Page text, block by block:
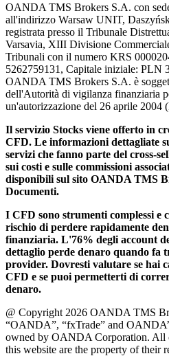
OANDA TMS Brokers S.A. con
all'indirizzo Warsaw UNIT,
registrata presso il Tribunale
Varsavia, XIII Divisione
Tribunali con il numero KRS
5262759131, Capitale iniziale: PLN
OANDA TMS Brokers S.A. è
dell'Autorità di vigilanza finanziaria
un'autorizzazione del 26 aprile 2004
Il servizio Stocks viene offerto in
CFD. Le informazioni dettagliate
servizi che fanno parte del cross-
sui costi e sulle commissioni
disponibili sul sito OANDA TMS
Documenti.
I CFD sono strumenti complessi e
rischio di perdere rapidamente
finanziaria. L'76% degli account
dettaglio perde denaro quando fa
provider. Dovresti valutare se hai
CFD e se puoi permetterti di
denaro.
@ Copyright 2026 OANDA TMS
“OANDA”, “fxTrade” and
owned by OANDA Corporation. All
this website are the property of their